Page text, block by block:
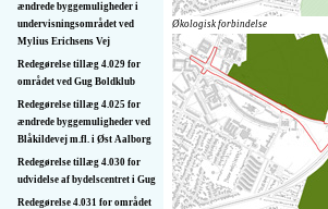
ændrede byggemuligheder i
undervisningsområdet ved
Mylius Erichsens Vej
Redegørelse tillæg 4.029 for
området ved Gug Boldklub
Redegørelse tillæg 4.025 for
ændrede byggemuligheder ved
Blåkildevej m.fl. i Øst Aalborg
Redegørelse tillæg 4.030 for
udvidelse af bydelscentret i Gug
Redegørelse 4.031 for området
Økologisk forbindelse